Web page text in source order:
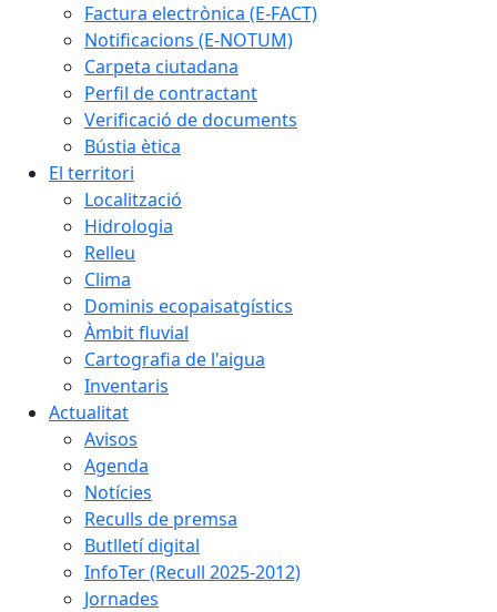
Factura electrònica (E-FACT)
Notificacions (E-NOTUM)
Carpeta ciutadana
Perfil de contractant
Verificació de documents
Bústia ètica
El territori
Localització
Hidrologia
Relleu
Clima
Dominis ecopaisatgístics
Àmbit fluvial
Cartografia de l'aigua
Inventaris
Actualitat
Avisos
Agenda
Notícies
Reculls de premsa
Butlletí digital
InfoTer (Recull 2025-2012)
Jornades